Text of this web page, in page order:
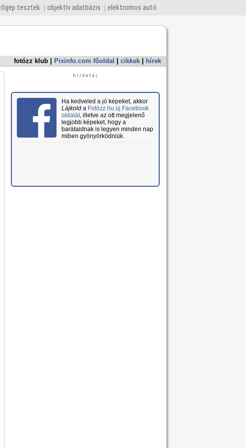
tesztek objektív adatbázis elektromos autó
fotózz klub Pixinfo.com főoldal cikkek hírek
Ha kedveled a jó képeket, akkor
Lájkolda Fotózz.hu új Facebook
oldalát, illetve az ott megjelenő
legjobb képeket, hogy a
barátaidnak is legyen minden nap
miben gyönyörködniük.